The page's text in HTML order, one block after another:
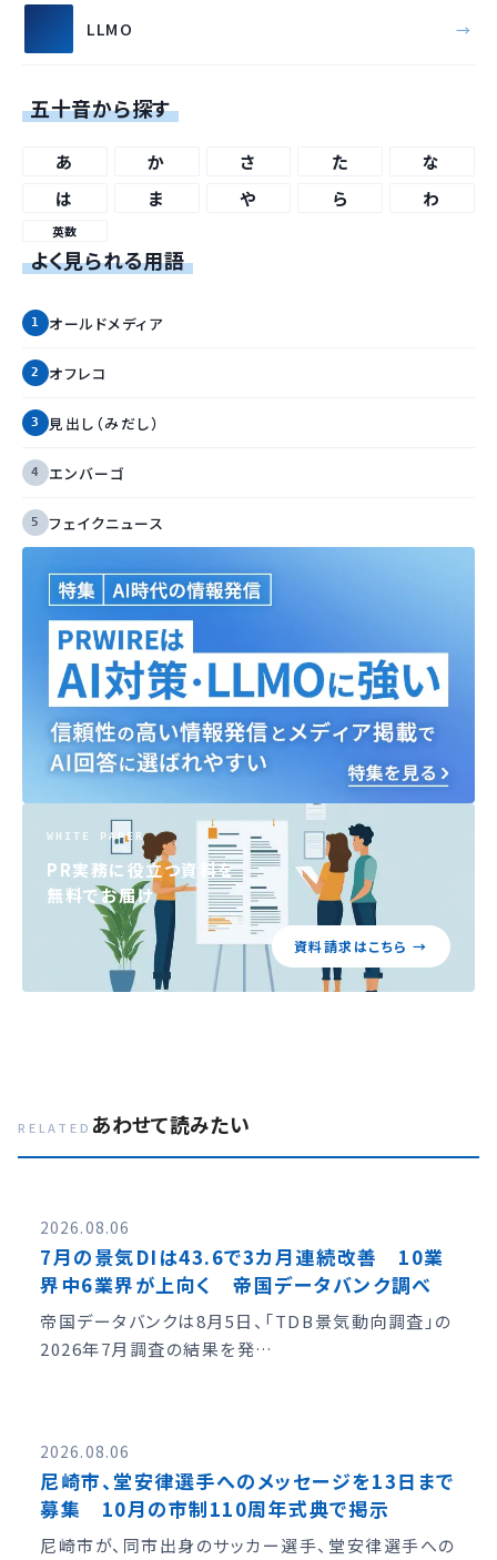
LLMO
五十音から探す
あ か さ た
な
は
ま や ら わ
英数
よく見られる用語
オールドメディア
オフレコ
見出し（みだし）
エンバーゴ
フェイクニュース
WHITE PAPER
PR実務に役立つ資料を
無料でお届け
資料請求はこちら →
RELATED あわせて読みたい
2026.08.06
7月の景気DIは43.6で3カ月連続改善 10業
界中6業界が上向く 帝国データバンク調べ
帝国データバンクは8月5日、「TDB景気動向調査」の
2026年7月調査の結果を発…
2026.08.06
尼崎市、堂安律選手へのメッセージを13日まで
募集 10月の市制110周年式典で掲示
尼崎市が、同市出身のサッカー選手、堂安律選手への